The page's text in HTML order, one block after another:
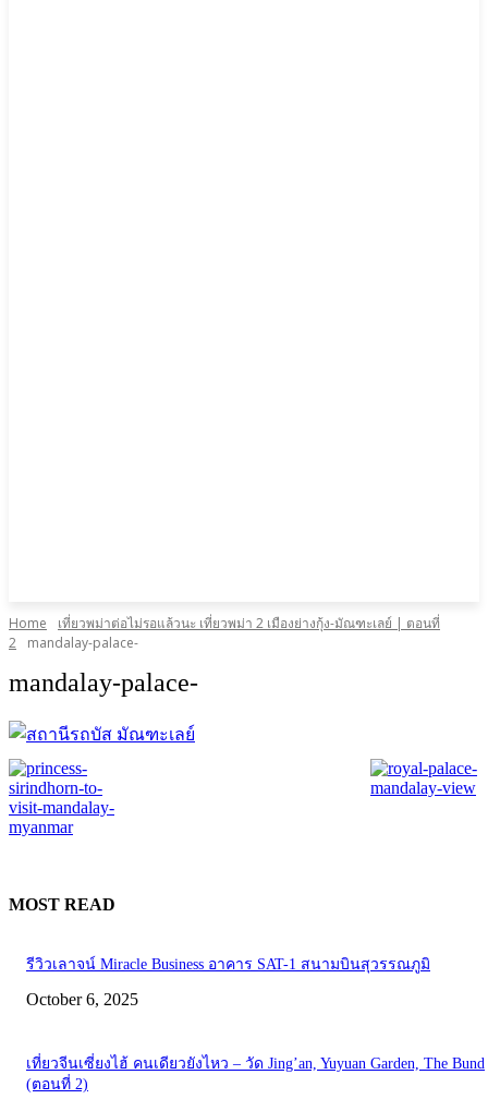
Home
เที่ยวพม่าต่อไม่รอแล้วนะ เที่ยวพม่า 2 เมืองย่างกุ้ง-มัณฑะเลย์ | ตอนที่
2
mandalay-palace-
mandalay-palace-
MOST READ
รีวิวเลาจน์ Miracle Business อาคาร SAT-1 สนามบินสุวรรณภูมิ
October 6, 2025
เที่ยวจีนเซี่ยงไฮ้ คนเดียวยังไหว – วัด Jing’an, Yuyuan Garden, The Bund
(ตอนที่ 2)